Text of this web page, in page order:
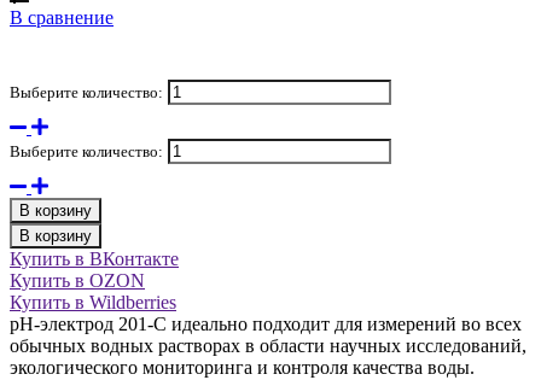
В сравнение
Выберите количество:
Выберите количество:
В корзину
В корзину
Купить в ВКонтакте
Купить в OZON
Купить в Wildberries
рН-электрод 201-C идеально подходит для измерений во всех
обычных водных растворах в области научных исследований,
экологического мониторинга и контроля качества воды.